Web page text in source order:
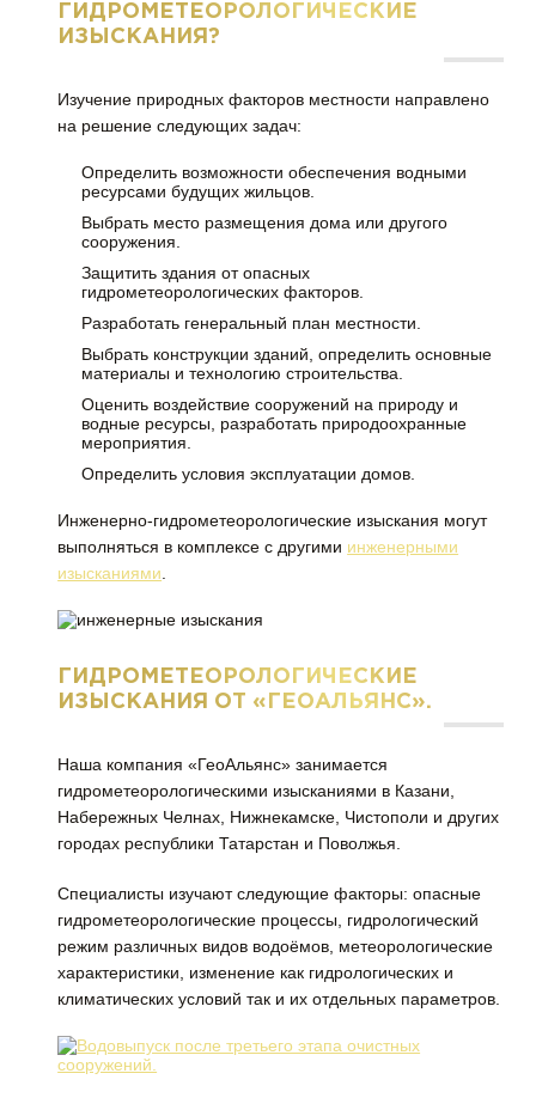
ГИДРОМЕТЕОРОЛОГИЧЕСКИЕ
ИЗЫСКАНИЯ?
Изучение природных факторов местности направлено
на решение следующих задач:
Определить возможности обеспечения водными
ресурсами будущих жильцов.
Выбрать место размещения дома или другого
сооружения.
Защитить здания от опасных
гидрометеорологических факторов.
Разработать генеральный план местности.
Выбрать конструкции зданий, определить основные
материалы и технологию строительства.
Оценить воздействие сооружений на природу и
водные ресурсы, разработать природоохранные
мероприятия.
Определить условия эксплуатации домов.
Инженерно-гидрометеорологические изыскания могут
выполняться в комплексе с другими инженерными
изысканиями
ГИДРОМЕТЕОРОЛОГИЧЕСКИЕ
ИЗЫСКАНИЯ ОТ «ГЕОАЛЬЯНС».
Наша компания «ГеоАльянс» занимается
гидрометеорологическими изысканиями в Казани,
Набережных Челнах, Нижнекамске, Чистополи и других
городах республики Татарстан и Поволжья.
Специалисты изучают следующие факторы: опасные
гидрометеорологические процессы, гидрологический
режим различных видов водоёмов, метеорологические
характеристики, изменение как гидрологических и
климатических условий так и их отдельных параметров.